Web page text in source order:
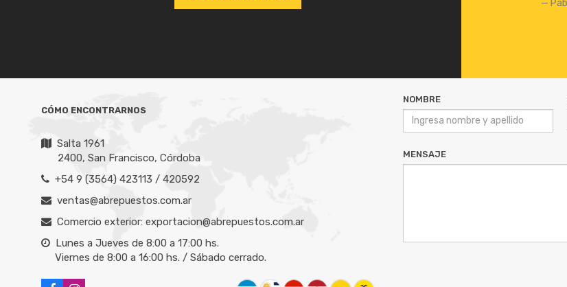
CÓMO ENCONTRARNOS
Salta 1961
2400, San Francisco, Córdoba
+54 9 (3564) 423113 / 420592
ventas@abrepuestos.com.ar
Comercio exterior: exportacion@abrepuestos.com.ar
Lunes a Jueves de 8:00 a 17:00 hs.
Viernes de 8:00 a 16:00 hs. / Sábado cerrado.
NOMBRE
MENSAJE